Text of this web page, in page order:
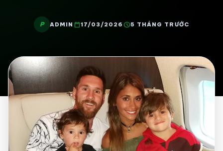
P ADMIN calendar_today17/03/2026 schedule5 THÁNG TRƯỚC